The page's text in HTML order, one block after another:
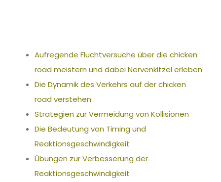
Aufregende Fluchtversuche über die chicken
road meistern und dabei Nervenkitzel erleben
Die Dynamik des Verkehrs auf der chicken
road verstehen
Strategien zur Vermeidung von Kollisionen
Die Bedeutung von Timing und
Reaktionsgeschwindigkeit
Übungen zur Verbesserung der
Reaktionsgeschwindigkeit